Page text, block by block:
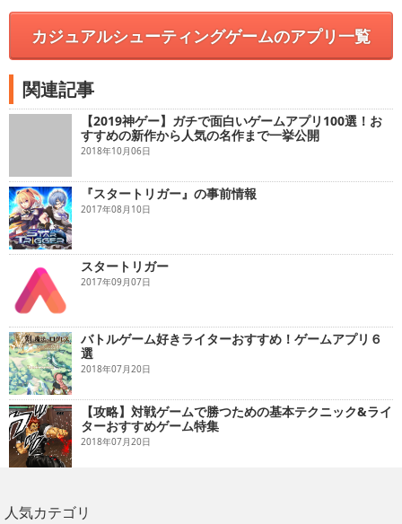
カジュアルシューティングゲームのアプリ一覧
関連記事
【2019神ゲー】ガチで面白いゲームアプリ100選！お
すすめの新作から人気の名作まで一挙公開
2018年10月06日
『スタートリガー』の事前情報
2017年08月10日
スタートリガー
2017年09月07日
バトルゲーム好きライターおすすめ！ゲームアプリ６
選
2018年07月20日
【攻略】対戦ゲームで勝つための基本テクニック&ライ
ターおすすめゲーム特集
2018年07月20日
人気カテゴリ